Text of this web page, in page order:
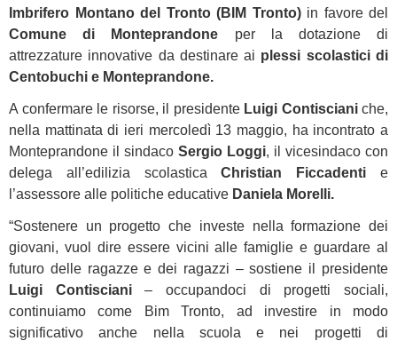
Imbrifero Montano del Tronto (BIM Tronto)in favore del
Comune di Monteprandone per la dotazione di
attrezzature innovative da destinare ai plessi scolastici di
Centobuchi e Monteprandone.
A confermare le risorse, il presidente Luigi Contiscianiche,
nella mattinata di ieri mercoledì 13 maggio, ha incontrato a
Monteprandone il sindaco Sergio Loggi, il vicesindaco con
delega all’edilizia scolasticaChristian Ficcadenti e
l’assessore alle politiche educative Daniela Morelli.
“Sostenere un progetto che investe nella formazione dei
giovani, vuol dire essere vicini alle famiglie e guardare al
futuro delle ragazze e dei ragazzi – sostiene il presidente
Luigi Contisciani– occupandoci di progetti sociali,
continuiamo come Bim Tronto, ad investire in modo
significativo anche nella scuola e nei progetti di